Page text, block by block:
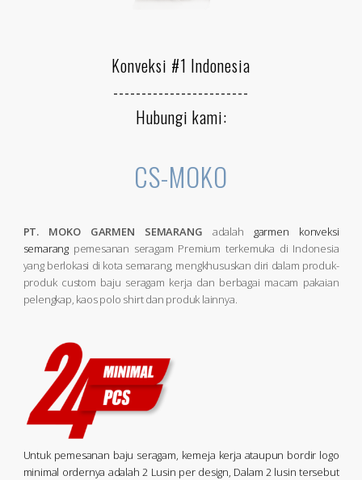
Konveksi #1 Indonesia
------------------------
Hubungi kami:
CS-MOKO
PT. MOKO GARMEN SEMARANG adalah garmen konveksi
semarangpemesanan seragam Premium terkemuka di Indonesia
yang berlokasi di kota semarang, mengkhususkan diri dalam produk-
produk custom baju seragam kerja dan berbagai macam pakaian
pelengkap, kaos polo shirt dan produk lainnya.
Untuk pemesanan baju seragam, kemeja kerja ataupun bordir logo
minimal ordernya adalah 2 Lusin per design, Dalam 2 lusin tersebut